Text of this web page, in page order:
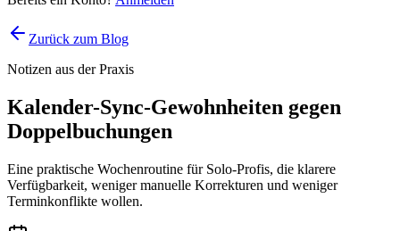
Zurück zum Blog
Notizen aus der Praxis
Kalender-Sync-Gewohnheiten gegen
Doppelbuchungen
Eine praktische Wochenroutine für Solo-Profis, die klarere
Verfügbarkeit, weniger manuelle Korrekturen und weniger
Terminkonflikte wollen.